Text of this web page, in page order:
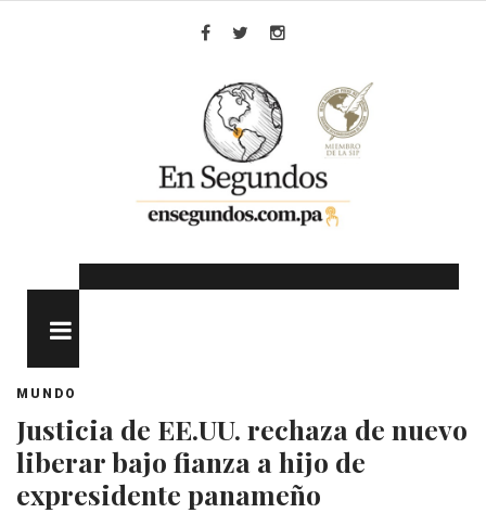
MUNDO
Justicia de EE.UU. rechaza de nuevo
liberar bajo fianza a hijo de
expresidente panameño